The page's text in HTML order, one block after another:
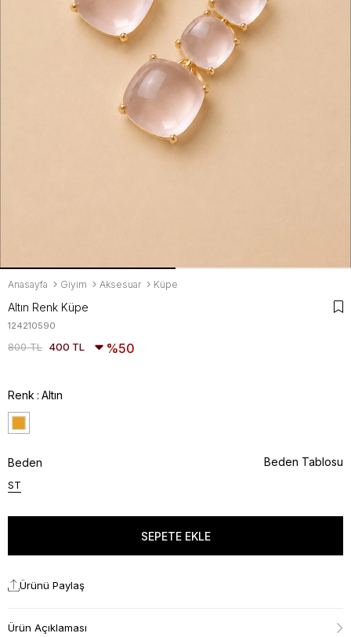
Anasayfa Giyim Aksesuar Küpe
Altın Renk Küpe
124210590
800 TL 400 TL 50
Renk Altın
Beden
ST
Beden Tablosu
Ürünü Paylaş
Ürün Açıklaması